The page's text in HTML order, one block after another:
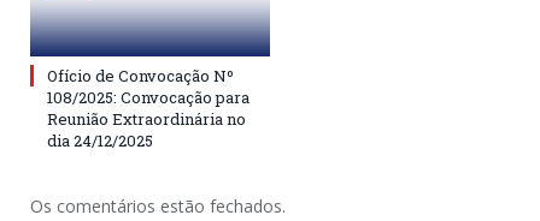
Ofício de Convocação Nº
108/2025: Convocação para
Reunião Extraordinária no
dia 24/12/2025
Os comentários estão fechados.